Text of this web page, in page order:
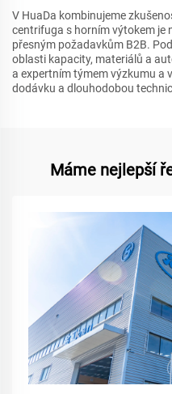
V HuaDa kombinujeme
centrifuga s horním výtokem je
přesným požadavkům B2B.
oblasti kapacity, materiálů a
a expertním týmem výzkumu a
dodávku a dlouhodobou
Máme nejlepší